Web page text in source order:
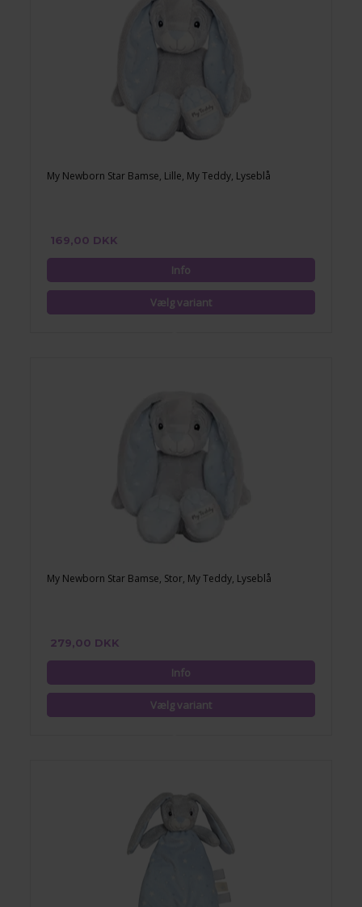
My Newborn Star Bamse, Lille, My Teddy, Lyseblå
169,00 DKK
My Newborn Star Bamse, Stor, My Teddy, Lyseblå
279,00 DKK